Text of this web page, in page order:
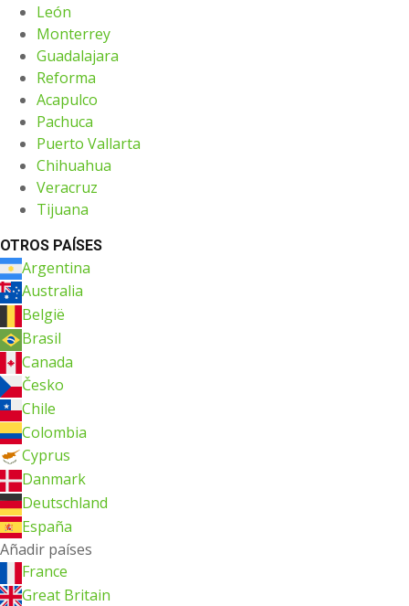
León
Monterrey
Guadalajara
Reforma
Acapulco
Pachuca
Puerto Vallarta
Chihuahua
Veracruz
Tijuana
OTROS PAÍSES
Argentina
Australia
België
Brasil
Canada
Česko
Chile
Colombia
Cyprus
Danmark
Deutschland
España
Añadir países
France
Great Britain